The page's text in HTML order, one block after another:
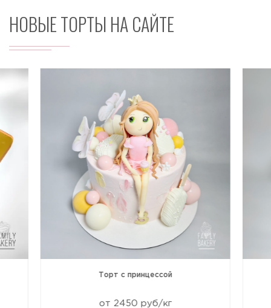
НОВЫЕ ТОРТЫ НА САЙТЕ
Торт с принцессой
от 2450 руб/кг